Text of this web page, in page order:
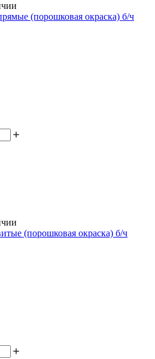
(порошковая окраска) б/ч
(порошковая окраска) б/ч